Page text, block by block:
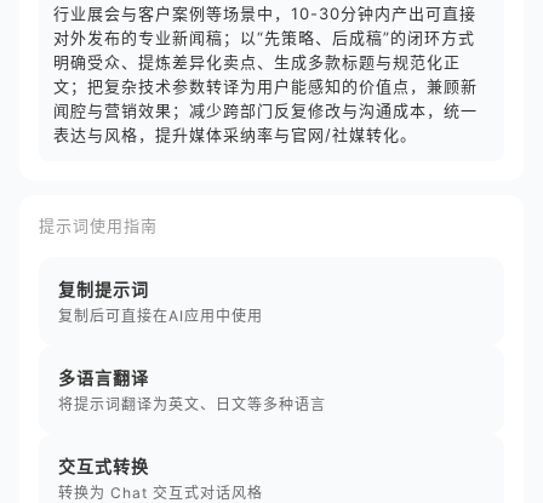
行业展会与客户案例等场景中，10-30分钟内产出可直接
对外发布的专业新闻稿；以“先策略、后成稿”的闭环方式
明确受众、提炼差异化卖点、生成多款标题与规范化正
文；把复杂技术参数转译为用户能感知的价值点，兼顾新
闻腔与营销效果；减少跨部门反复修改与沟通成本，统一
表达与风格，提升媒体采纳率与官网/社媒转化。
提示词使用指南
复制提示词
复制后可直接在AI应用中使用
多语言翻译
将提示词翻译为英文、日文等多种语言
交互式转换
转换为 Chat 交互式对话风格